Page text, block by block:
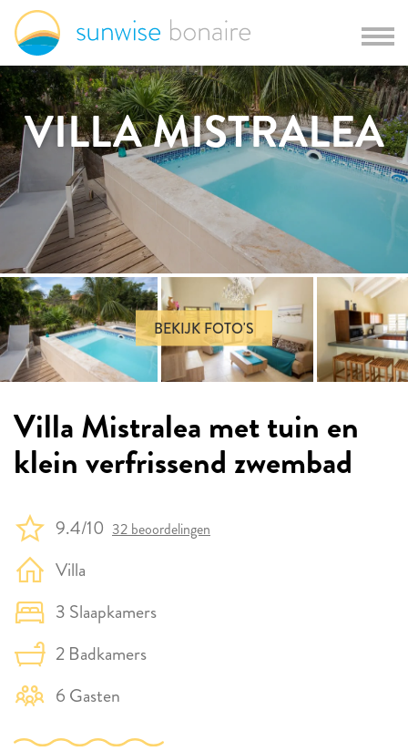
VILLA MISTRALEA
BEKIJK FOTO'S
Villa Mistralea met tuin en
klein verfrissend zwembad
9.4/10 32 beoordelingen
Villa
3 Slaapkamers
2 Badkamers
6 Gasten